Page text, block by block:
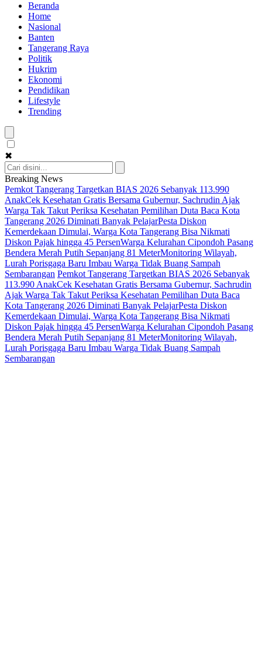
Beranda
Home
Nasional
Banten
Tangerang Raya
Politik
Hukrim
Ekonomi
Pendidikan
Lifestyle
Trending
✖
Breaking News
Pemkot Tangerang Targetkan BIAS 2026 Sebanyak 113.990
AnakCek Kesehatan Gratis Bersama Gubernur, Sachrudin Ajak
Warga Tak Takut Periksa Kesehatan Pemilihan Duta Baca Kota
Tangerang 2026 Diminati Banyak PelajarPesta Diskon
Kemerdekaan Dimulai, Warga Kota Tangerang Bisa Nikmati
Diskon Pajak hingga 45 PersenWarga Kelurahan Cipondoh Pasang
Bendera Merah Putih Sepanjang 81 MeterMonitoring Wilayah,
Lurah Porisgaga Baru Imbau Warga Tidak Buang Sampah
Sembarangan Pemkot Tangerang Targetkan BIAS 2026 Sebanyak
113.990 AnakCek Kesehatan Gratis Bersama Gubernur, Sachrudin
Ajak Warga Tak Takut Periksa Kesehatan Pemilihan Duta Baca
Kota Tangerang 2026 Diminati Banyak PelajarPesta Diskon
Kemerdekaan Dimulai, Warga Kota Tangerang Bisa Nikmati
Diskon Pajak hingga 45 PersenWarga Kelurahan Cipondoh Pasang
Bendera Merah Putih Sepanjang 81 MeterMonitoring Wilayah,
Lurah Porisgaga Baru Imbau Warga Tidak Buang Sampah
Sembarangan